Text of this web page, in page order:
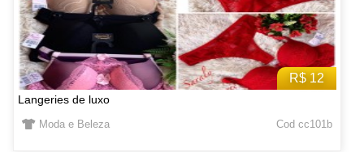
R$ 12
Langeries de luxo
Moda e Beleza Cod cc101b